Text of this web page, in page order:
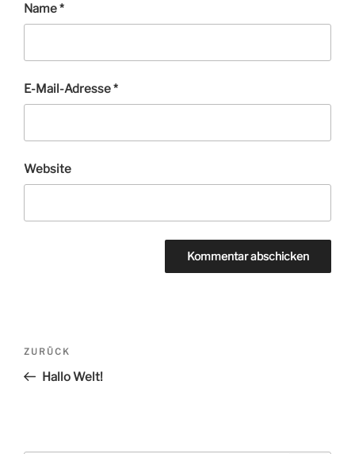
Name*
E-Mail-Adresse*
Website
Beitragsnavigation
Vorheriger
Beitrag
ZURÜCK
Hallo Welt!